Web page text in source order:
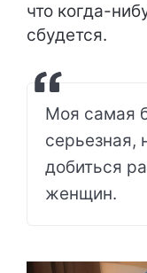
что когда-
сбудется.
Моя самая
серьезная,
добиться
женщин.